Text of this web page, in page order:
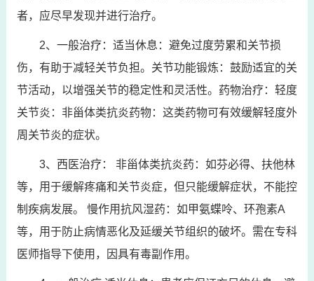
者，应尽早发现并进行治疗。
2、一般治疗：适当休息：避免过度劳累和关节损
伤，有助于减轻关节负担。关节功能锻炼：鼓励适宜的关
节活动，以增强关节的稳定性和灵活性。药物治疗：轻度
关节炎：非甾体类抗炎药物：这类药物可有效缓解轻度外
周关节炎的症状。
3、西医治疗： 非甾体类抗炎药：如芬必得、扶他林
等，用于缓解疼痛和关节炎症，但只能缓解症状，不能控
制疾病发展。 慢作用抗风湿药：如甲氨蝶呤、环孢素A
等，用于防止病情恶化及延缓关节组织的破坏。需在专科
医师指导下使用，因具有毒副作用。